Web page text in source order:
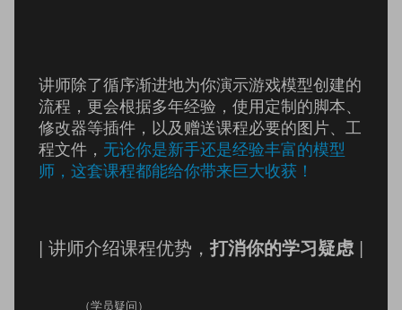
讲师除了循序渐进地为你演示游戏模型创建的
流程，更会根据多年经验，使用定制的脚本、
修改器等插件，以及赠送课程必要的图片、工
程文件， 无论你是新手还是经验丰富的模型
师，这套课程都能给你带来巨大收获！
| 讲师介绍课程优势， 打消你的学习疑虑 |
（学员疑问）